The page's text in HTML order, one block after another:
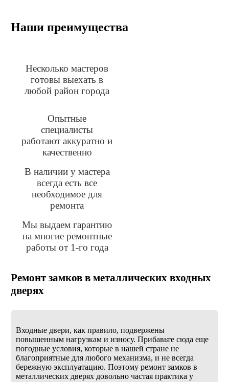
Наши преимущества
Несколько мастеров
готовы выехать в
любой район города
Опытные
специалисты
работают аккуратно и
качественно
В наличии у мастера
всегда есть все
необходимое для
ремонта
Мы выдаем гарантию
на многие ремонтные
работы от 1-го года
Ремонт замков в металлических входных
дверях
Входные двери, как правило, подвержены
повышенным нагрузкам и износу. Прибавьте сюда еще
погодные условия, которые в нашей стране не
благоприятные для любого механизма, и не всегда
бережную эксплуатацию. Поэтому ремонт замков в
металлических дверях довольно частая практика у